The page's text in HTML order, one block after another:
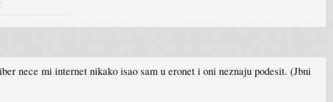
nece mi internet nikako isao sam u eronet i oni neznaju podesit. (Jbni